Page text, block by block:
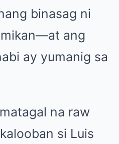
binasag ni
ang
ay yumanig sa
na raw
si Luis